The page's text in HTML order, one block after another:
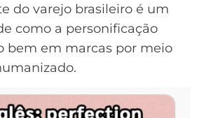
do varejo brasileiro é um
como a personificação
bem em marcas por meio